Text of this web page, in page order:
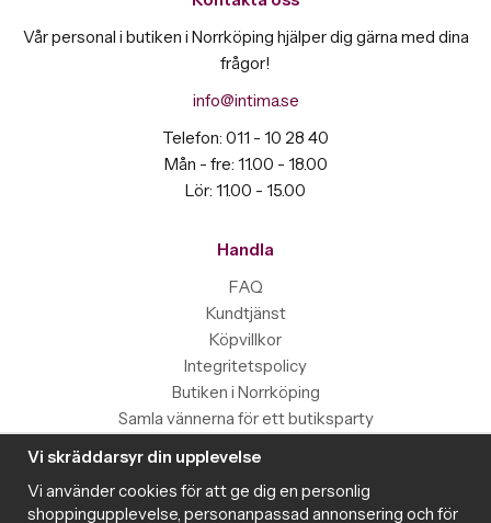
Vår personal i butiken i Norrköping hjälper dig gärna med dina
frågor!
info@intima.se
Telefon: 011 - 10 28 40
Mån - fre: 11.00 - 18.00
Lör: 11.00 - 15.00
Handla
FAQ
Kundtjänst
Köpvillkor
Integritetspolicy
Butiken i Norrköping
Samla vännerna för ett butiksparty
Information
Magazine
Vi skräddarsyr din upplevelse
Vi använder cookies för att ge dig en personlig
shoppingupplevelse, personanpassad annonsering och för